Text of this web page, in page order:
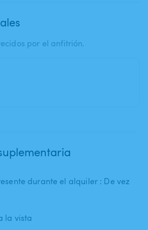
por el anfitrión.
durante el alquiler : De vez
la vista